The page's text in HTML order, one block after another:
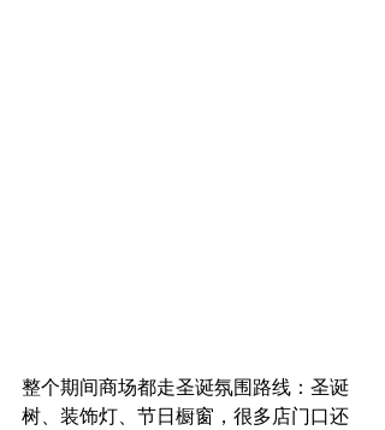
整个期间商场都走圣诞氛围路线：圣诞
树、装饰灯、节日橱窗，很多店门口还